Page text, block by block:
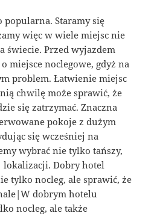
popularna. Staramy się
więc w wiele miejsc nie
świecie. Przed wyjazdem
miejsce noclegowe, gdyż na
problem. Łatwienie miejsc
chwilę może sprawić, że
się zatrzymać. Znaczna
pokoje z dużym
się wcześniej na
wybrać nie tylko tańszy,
lokalizacji. Dobry hotel
tylko nocleg, ale sprawić, że
dobrym hotelu
nocleg, ale także